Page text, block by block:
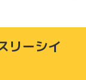
リーシイ